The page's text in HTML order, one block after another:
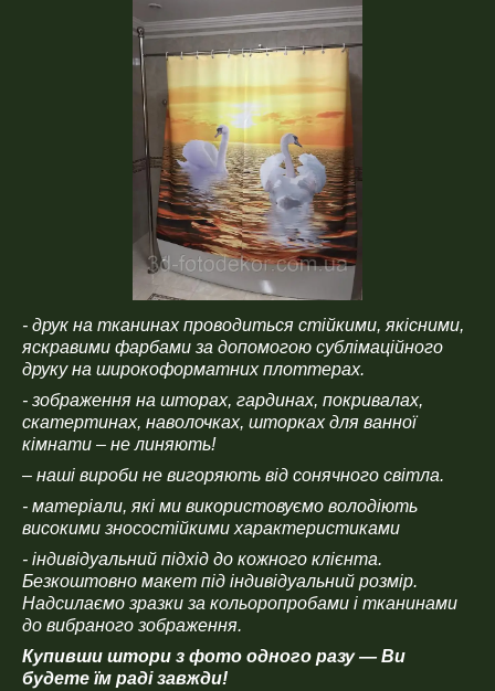
- друк на тканинах проводиться стійкими, якісними,
яскравими фарбами за допомогою сублімаційного
друку на широкоформатних плоттерах.
- зображення на шторах, гардинах, покривалах,
скатертинах, наволочках, шторках для ванної
кімнати – не линяють!
– наші вироби не вигоряють від сонячного світла.
- матеріали, які ми використовуємо володіють
високими зносостійкими характеристиками
- індивідуальний підхід до кожного клієнта.
Безкоштовно макет під індивідуальний розмір.
Надсилаємо зразки за кольоропробами і тканинами
до вибраного зображення.
Купивши штори з фото одного разу ― Ви
будете їм раді завжди!